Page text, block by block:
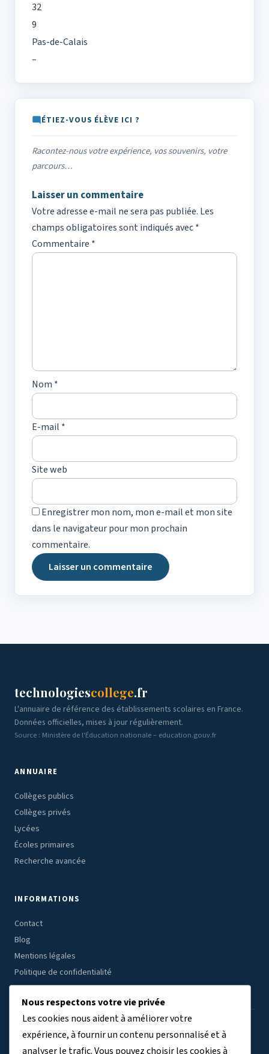
32
9
Pas-de-Calais
–
ÉTIEZ-VOUS ÉLÈVE ICI ?
Racontez-nous votre expérience, vos souvenirs, votre
parcours…
Laisser un commentaire
Votre adresse e-mail ne sera pas publiée. Les
champs obligatoires sont indiqués avec*
Commentaire *
Nom *
E-mail *
Site web
Enregistrer mon nom, mon e-mail et mon site
dans le navigateur pour mon prochain
commentaire.
technologiescollege.fr
L'annuaire de référence des établissements scolaires en France.
Données officielles, mises à jour régulièrement.
Source : Ministère de l'Éducation nationale – education.gouv.fr
ANNUAIRE
Collèges publics
Collèges privés
Lycées
Écoles primaires
Recherche avancée
INFORMATIONS
Contact
Blog
Mentions légales
Politique de confidentialité
ÉTABLISSEMENTS PAR RÉGION
Nous respectons votre vie privée
Les cookies nous aident à améliorer votre
expérience, à fournir un contenu personnalisé et à
analyser le trafic. Vous pouvez choisir les cookies à